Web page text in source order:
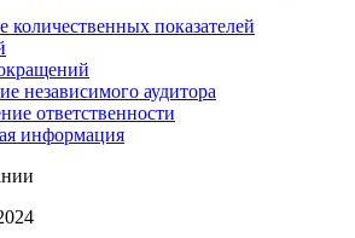
количественных показателей
независимого аудитора
ответственности
информация